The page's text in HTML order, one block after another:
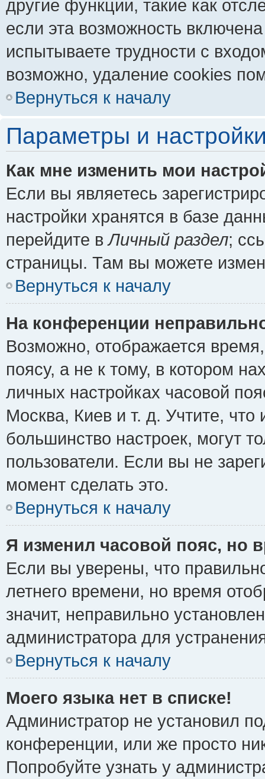
другие функции, такие как
если эта возможность
испытываете трудности с
возможно, удаление cookies
Вернуться к началу
Параметры и
Как мне изменить мои
Если вы являетесь
настройки хранятся в базе
перейдите вЛичный раздел;
страницы. Там вы можете
Вернуться к началу
На конференции
Возможно, отображается
поясу, а не к тому, в котором
личных настройках часовой
Москва, Киев и т. д. Учтите, что
большинство настроек, могут
пользователи. Если вы не
момент сделать это.
Вернуться к началу
Я изменил часовой пояс, но
Если вы уверены, что
летнего времени, но время
значит, неправильно
администратора для
Вернуться к началу
Моего языка нет в списке!
Администратор не установил
конференции, или же просто
Попробуйте узнать у